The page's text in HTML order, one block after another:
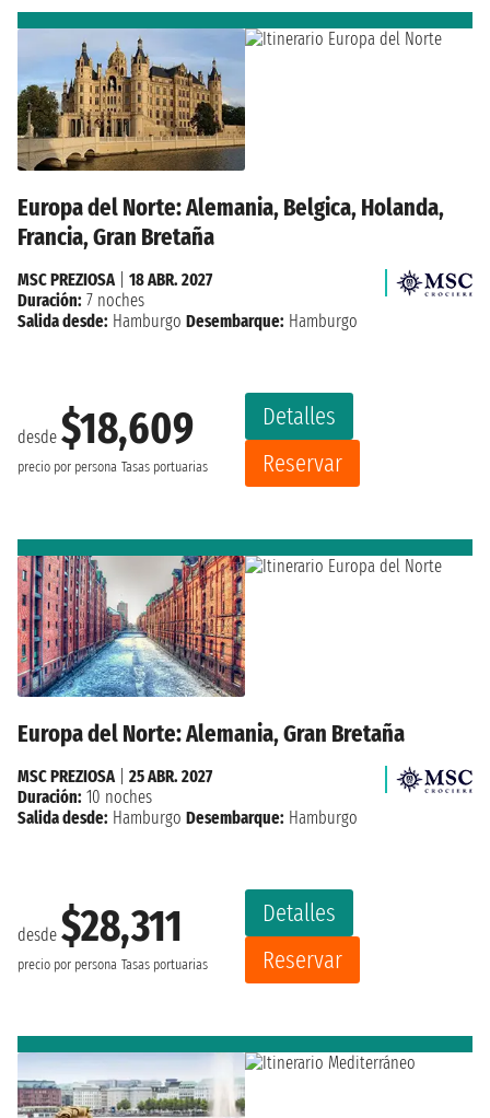
Europa del Norte: Alemania, Belgica, Holanda,
Francia, Gran Bretaña
desde $18,609
precio por persona Tasas portuarias
Detalles
Reservar
MSC PREZIOSA| 18 ABR. 2027
Duración: 7 noches
Salida desde: Hamburgo Desembarque: Hamburgo
Europa del Norte: Alemania, Gran Bretaña
desde $28,311
precio por persona Tasas portuarias
Detalles
Reservar
MSC PREZIOSA| 25 ABR. 2027
Duración: 10 noches
Salida desde: Hamburgo Desembarque: Hamburgo